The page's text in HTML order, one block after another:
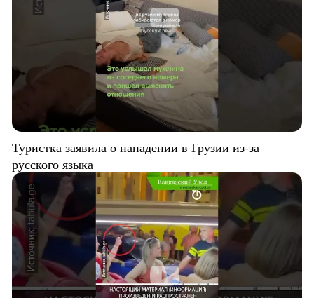
Туристка заявила о нападении в Грузии из-за
русского языка